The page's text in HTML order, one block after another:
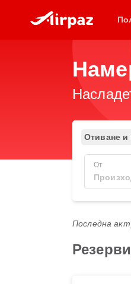
Отиване
От
Последна